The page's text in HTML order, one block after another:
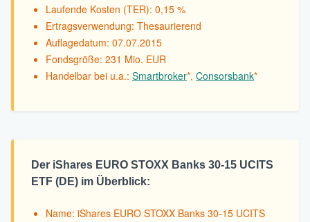
Laufende Kosten (TER): 0,15 %
Ertragsverwendung: Thesaurierend
Auflagedatum: 07.07.2015
Fondsgröße: 231 Mio. EUR
Handelbar bei u.a.: Smartbroker*, Consorsbank*
Der iShares EURO STOXX Banks 30-15 UCITS
ETF (DE) im Überblick:
Name: iShares EURO STOXX Banks 30-15 UCITS